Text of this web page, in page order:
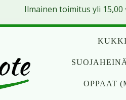
OPPAAT
Ilmainen toimitus yli 15,00